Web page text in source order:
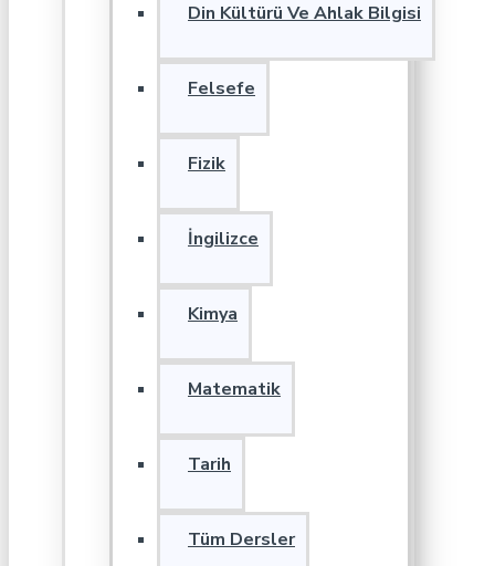
Din Kültürü Ve Ahlak Bilgisi
Felsefe
Fizik
İngilizce
Kimya
Matematik
Tarih
Tüm Dersler